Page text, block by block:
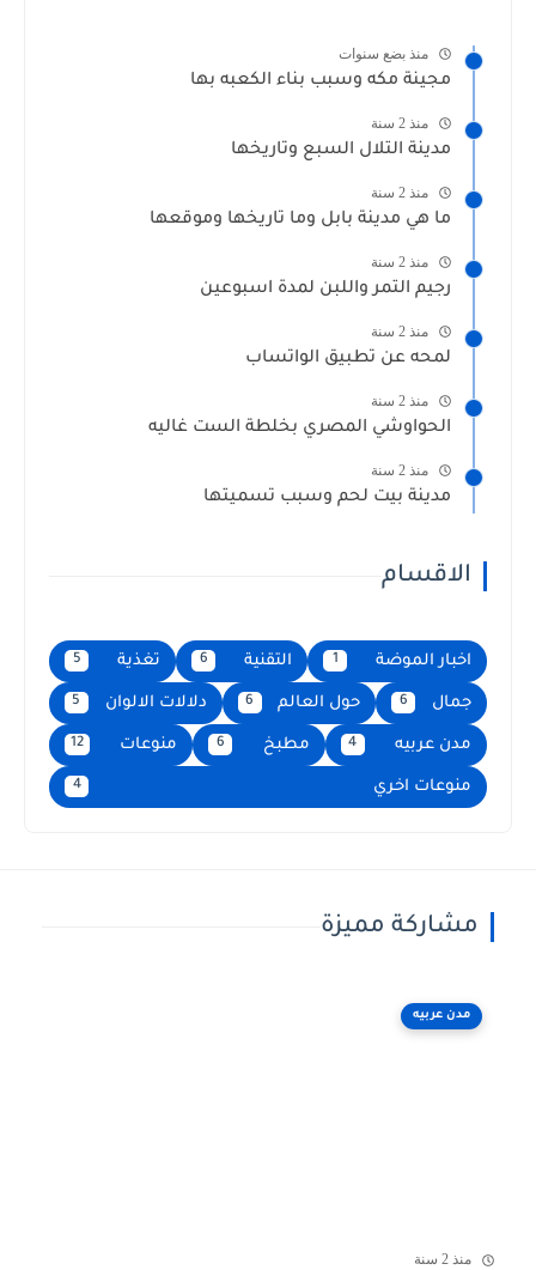
منذ بضع سنوات
مجينة مكه وسبب بناء الكعبه بها
منذ 2 سنة
مدينة التلال السبع وتاريخها
منذ 2 سنة
ما هي مدينة بابل وما تاريخها وموقعها
منذ 2 سنة
رجيم التمر واللبن لمدة اسبوعين
منذ 2 سنة
لمحه عن تطبيق الواتساب
منذ 2 سنة
الحواوشي المصري بخلطة الست غاليه
منذ 2 سنة
مدينة بيت لحم وسبب تسميتها
الاقسام
اخبار الموضة 1 التقنية 6 تغذية 5
جمال 6 حول العالم 6 دلالات الالوان 5
مدن عربيه 4 مطبخ 6 منوعات 12
منوعات اخري 4
مشاركة مميزة
مدن عربيه
منذ 2 سنة